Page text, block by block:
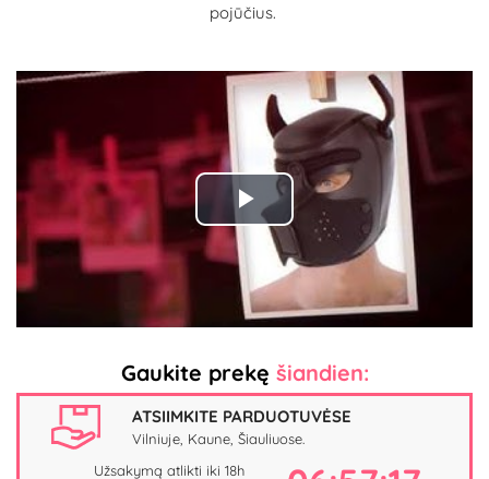
pojūčius.
Play
Video
Gaukite prekę šiandien:
ATSIIMKITE PARDUOTUVĖSE
Vilniuje, Kaune, Šiauliuose.
Užsakymą atlikti iki 18h